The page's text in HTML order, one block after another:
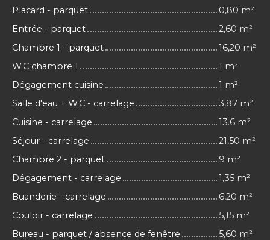
Placard - parquet
0,80 m²
Entrée - parquet
2,60 m²
Chambre 1 - parquet
16,20 m²
W.C chambre 1
1 m²
Dégagement cuisine
1 m²
Salle d'eau + W.C - carrelage
3,87 m²
Cuisine - carrelage
13.6 m²
Séjour - carrelage
21,50 m²
Chambre 2 - parquet
9 m²
Dégagement - carrelage
1,35 m²
Buanderie - carrelage
6,20 m²
Couloir - carrelage
5,15 m²
Bureau - parquet / absence de fenêtre
5,60 m²